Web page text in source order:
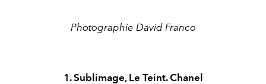
Photographie David Franco
1. Sublimage, Le Teint. Chanel